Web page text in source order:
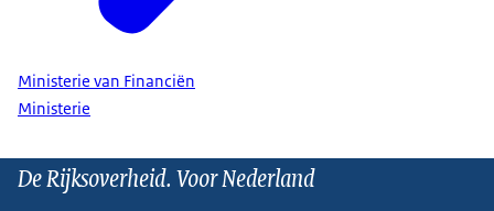
Ministerie van Financiën
Ministerie
De Rijksoverheid. Voor Nederland